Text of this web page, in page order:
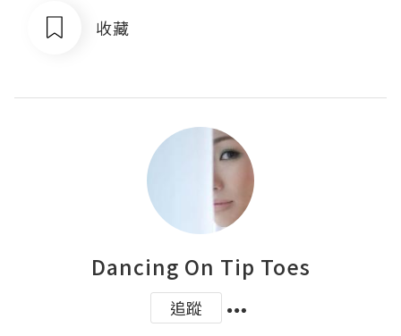
收藏
Dancing On Tip Toes
追蹤